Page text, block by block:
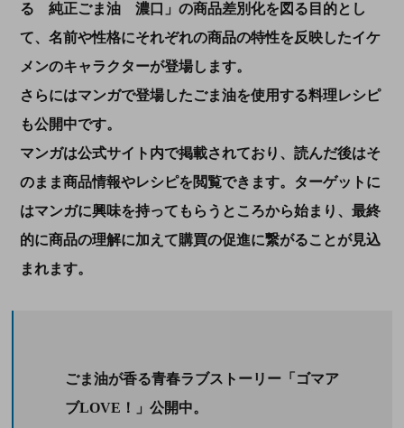
る 純正ごま油 濃口」の商品差別化を図る目的とし
て、名前や性格にそれぞれの商品の特性を反映したイケ
メンのキャラクターが登場します。
さらにはマンガで登場したごま油を使用する料理レシピ
も公開中です。
マンガは公式サイト内で掲載されており、読んだ後はそ
のまま商品情報やレシピを閲覧できます。ターゲットに
はマンガに興味を持ってもらうところから始まり、最終
的に商品の理解に加えて購買の促進に繋がることが見込
まれます。
ごま油が香る青春ラブストーリー「ゴマア
ブLOVE！」公開中。